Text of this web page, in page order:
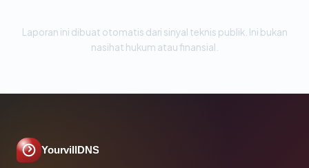
Laporan ini dibuat otomatis dari sinyal teknis publik. Ini bukan
nasihat hukum atau finansial.
YourvillDNS